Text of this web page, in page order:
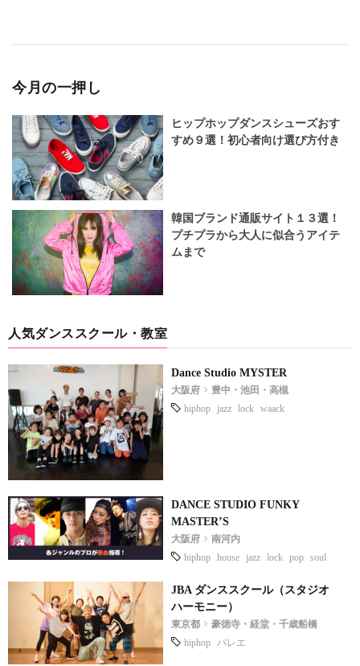
今月の一押し
ヒップホップダンスシューズおす
すめ９選！初心者向け選び方付き
韓国ブランド通販サイト１３選！
プチプラから大人に似合うアイテ
ムまで
人気ダンススクール・教室
Dance Studio MYSTER
大阪府 豊中・池田・高槻
hiphop jazz lock waack
DANCE STUDIO FUNKY
MASTER’S
大阪府 南河内
hiphop house jazz lock pop soul
JBA ダンススクール（スタジオ
ハーモニー）
東京都 豪徳寺・経堂・千歳船橋
hiphop バレエ